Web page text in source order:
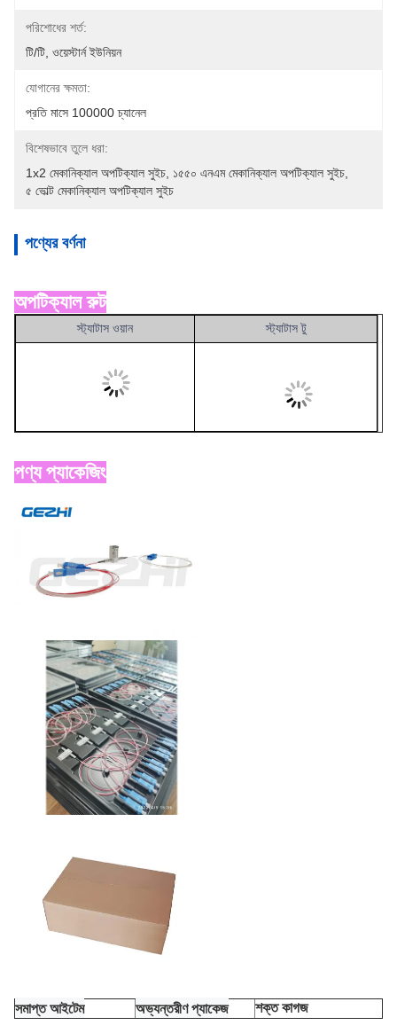
পরিশোধের শর্ত:
টি/টি, ওয়েস্টার্ন ইউনিয়ন
যোগানের ক্ষমতা:
প্রতি মাসে 100000 চ্যানেল
বিশেষভাবে তুলে ধরা:
1x2 মেকানিক্যাল অপটিক্যাল সুইচ ১৫৫০ এনএম মেকানিক্যাল অপটিক্যাল সুইচ
৫ ভোল্ট মেকানিক্যাল অপটিক্যাল সুইচ
পণ্যের বর্ণনা
অপটিক্যাল রুট
স্ট্যাটাস ওয়ান স্ট্যাটাস টু
পণ্য প্যাকেজিং
সমাপ্ত আইটেম অভ্যন্তরীণ প্যাকেজ শক্ত কাগজ